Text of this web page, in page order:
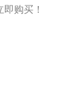
购买！